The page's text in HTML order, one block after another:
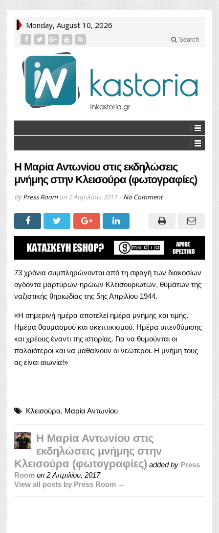
Monday, August 10, 2026
Search
Η Μαρία Αντωνίου στις εκδηλώσεις
μνήμης στην Κλεισούρα (φωτογραφίες)
ByPress Roomon 2 Απριλίου, 2017 No Comment
73 χρόνια συμπληρώνονται από τη σφαγή των διακοσίων
ογδόντα μαρτύρων-ηρώων Κλεισουριωτών, θυμάτων της
ναζιστικής θηριωδίας της 5ης Απριλίου 1944.
«Η σημερινή ημέρα αποτελεί ημέρα μνήμης και τιμής.
Ημέρα θαυμασμού και σκεπτικισμού. Ημέρα υπενθύμισης
και χρέους έναντι της ιστορίας. Για να θυμούνται οι
παλαιότεροι και να μαθαίνουν οι νεώτεροι. Η μνήμη τους
ας είναι αιωνία!»
Κλεισούρα, Μαρία Αντωνίου
Η Μαρία Αντωνίου στις
εκδηλώσεις μνήμης στην
Κλεισούρα (φωτογραφίες) added by Press
Room on 2 Απριλίου, 2017
View all posts by Press Room →